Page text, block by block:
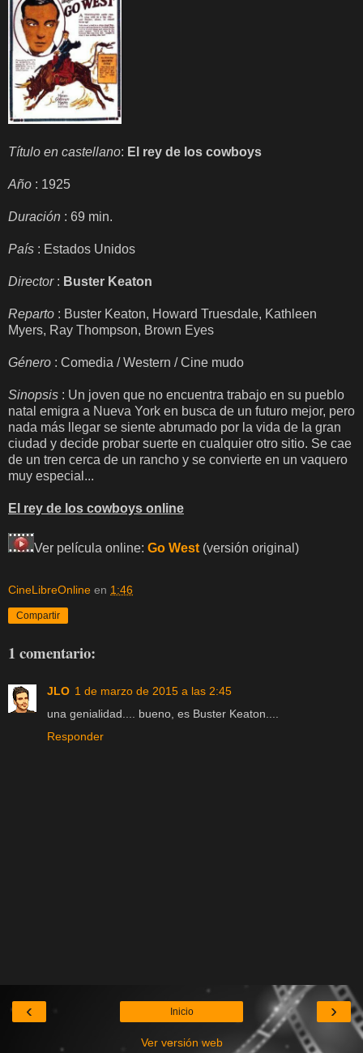
Título en castellano: El rey de los cowboys
Año : 1925
Duración : 69 min.
País : Estados Unidos
Director: Buster Keaton
Reparto : Buster Keaton, Howard Truesdale, Kathleen
Myers, Ray Thompson, Brown Eyes
Género : Comedia / Western / Cine mudo
Sinopsis : Un joven que no encuentra trabajo en su pueblo
natal emigra a Nueva York en busca de un futuro mejor, pero
nada más llegar se siente abrumado por la vida de la gran
ciudad y decide probar suerte en cualquier otro sitio. Se cae
de un tren cerca de un rancho y se convierte en un vaquero
muy especial...
El rey de los cowboys online
Ver película online: Go West (versión original)
CineLibreOnline en 1:46
Compartir
1 comentario:
JLO 1 de marzo de 2015 a las 2:45
una genialidad.... bueno, es Buster Keaton....
Responder
‹ ›
Inicio
Ver versión web